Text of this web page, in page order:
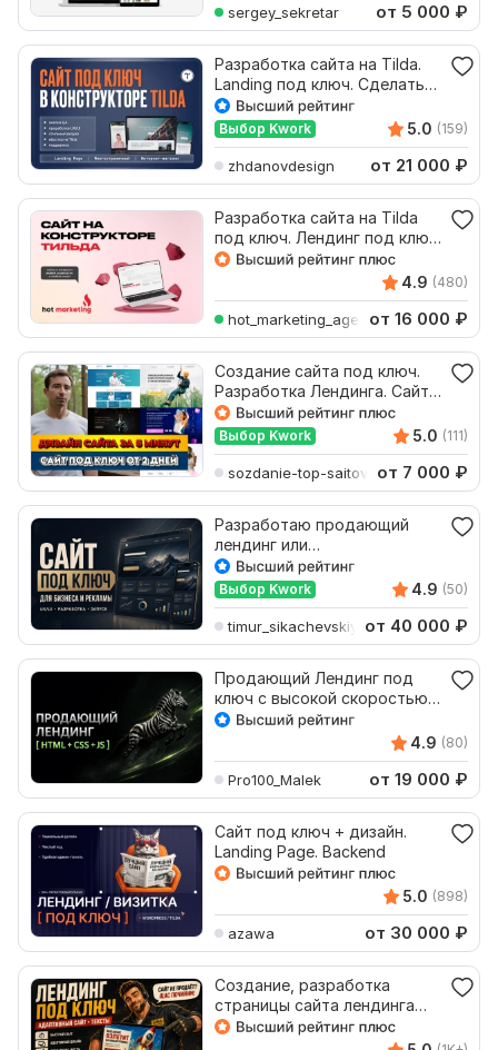
sergey_sekretar от 5 000 ₽
Разработка сайта на Tilda.
Landing под ключ. Сделать
сайт Тильда
Выбор Kwork 5.0 (159)
zhdanovdesign от 21 000 ₽
Разработка сайта на Tilda
под ключ. Лендинг под ключ
на Тильде
4.9 (480)
hot_marketing_agencyот 16 000 ₽
Создание сайта под ключ.
Разработка Лендинга. Сайт
на WordPress, Tilda
Выбор Kwork 5.0 (111)
sozdanie-top-saitov от 7 000 ₽
Разработаю продающий
лендинг или
многостраничный сайт под
ключ
Выбор Kwork 4.9 (50)
timur_sikachevskiy от 40 000 ₽
Продающий Лендинг под
ключ с высокой скоростью
загрузки
4.9 (80)
Pro100_Malek от 19 000 ₽
Сайт под ключ + дизайн.
Landing Page. Backend
5.0 (898)
azawa от 30 000 ₽
Создание, разработка
страницы сайта лендинга
под ключ. Дизайн, адаптив